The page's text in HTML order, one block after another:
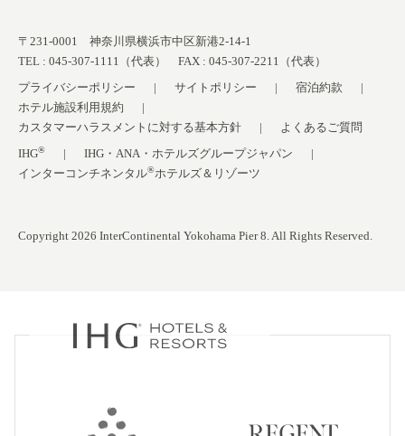
〒231-0001 神奈川県横浜市中区新港2-14-1
TEL : 045-307-1111（代表） FAX : 045-307-2211（代表）
プライバシーポリシー
サイトポリシー
宿泊約款
ホテル施設利用規約
カスタマーハラスメントに対する基本方針
よくあるご質問
IHG®
IHG・ANA・ホテルズグループジャパン
インターコンチネンタル®ホテルズ＆リゾーツ
Copyright 2026 InterContinental Yokohama Pier 8. All Rights Reserved.